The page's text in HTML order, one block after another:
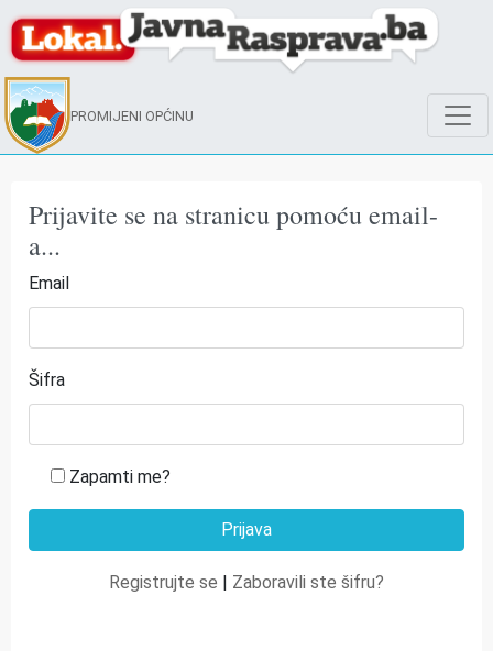
PROMIJENI OPĆINU
Prijavite se na stranicu pomoću email-
a...
Email
Šifra
Zapamti me?
Registrujte se | Zaboravili ste šifru?